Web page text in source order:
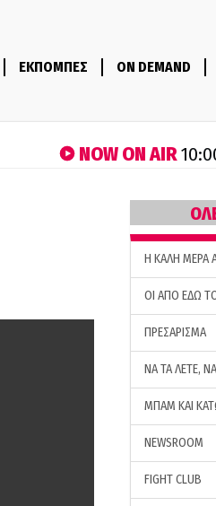
ΕΚΠΟΜΠΕΣ ON DEMAND
NOW ON AIR
H ΚΑΛΗ ΜΕΡΑ
ΟΙ ΑΠΟ ΕΔΩ
ΠΡΕΣΑΡΙΣΜΑ
ΝΑ ΤΑ ΛΕΤΕ,
ΜΠΑΜ ΚΑΙ
NEWSROOM
FIGHT CLUB